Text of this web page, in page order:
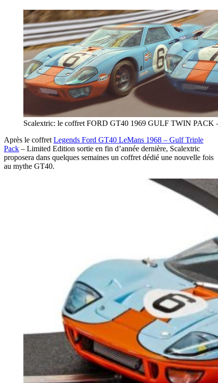
Scalextric: le coffret FORD GT40 1969 GULF TWIN PACK
Après le coffret Legends Ford GT40 LeMans 1968 – Gulf Triple
Pack – Limited Edition sortie en fin d’année dernière, Scalextric
proposera dans quelques semaines un coffret dédié une nouvelle fois
au mythe GT40.